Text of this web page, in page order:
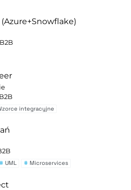
B2B
B2B
integracyjne
# UML # Microservices